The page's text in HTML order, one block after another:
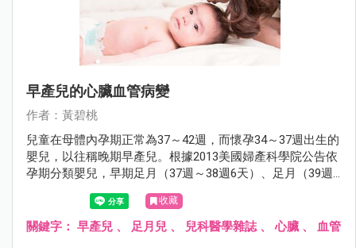
早產兒的心臟血管病變
作者：黃碧桃
兒童在母體內孕期正常為37～42週，而懷孕34～37週出生的
嬰兒，以往稱晚期早產兒。根據2013美國婦產科學院公告依
孕期分類嬰兒，早期足月（37週～38週6天）、足月（39週
～40週6天）、晚期足月（41週～41週6天）及延後（≧42
週）。早期足月兒的呼吸功能，有許多研究報告，但是心臟
血管疾病，則較少研究報告。
收藏
關鍵字： 早產兒 、 足月兒 、 兒科醫學雜誌、心臟 、 血管